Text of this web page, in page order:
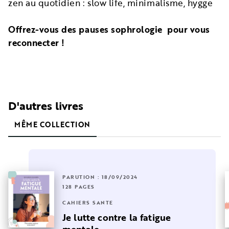
zen au quotidien : slow life, minimalisme, hygge
Offrez-vous des pauses sophrologie pour vous
reconnecter !
D'autres livres
MÊME COLLECTION
PARUTION : 18/09/2024
128 PAGES
CAHIERS SANTÉ
Je lutte contre la fatigue